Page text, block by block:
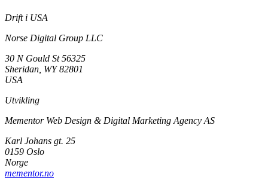
Drift i USA
Norse Digital Group LLC
30 N Gould St 56325
Sheridan, WY 82801
USA
Utvikling
Mementor Web Design & Digital Marketing Agency AS
Karl Johans gt. 25
0159 Oslo
Norge
mementor.no